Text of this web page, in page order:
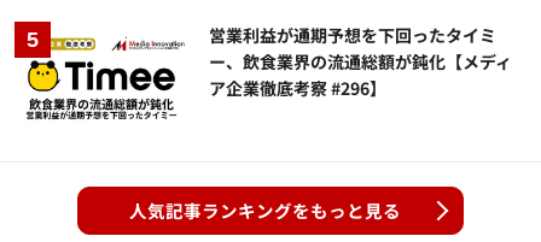
営業利益が通期予想を下回ったタイミ
ー、飲食業界の流通総額が鈍化【メディ
ア企業徹底考察 #296】
人気記事ランキングをもっと見る